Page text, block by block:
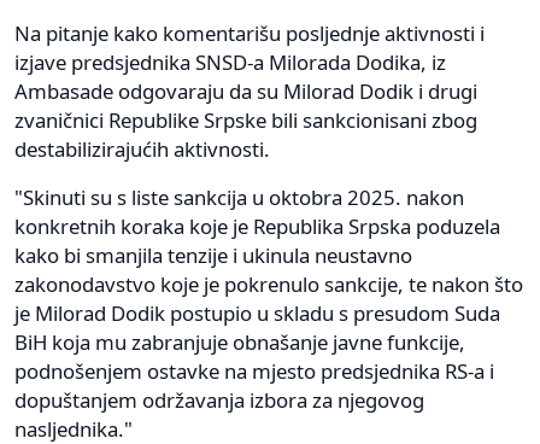
Na pitanje kako komentarišu posljednje aktivnosti i
izjave predsjednika SNSD-a Milorada Dodika, iz
Ambasade odgovaraju da su Milorad Dodik i drugi
zvaničnici Republike Srpske bili sankcionisani zbog
destabilizirajućih aktivnosti.
"Skinuti su s liste sankcija u oktobra 2025. nakon
konkretnih koraka koje je Republika Srpska poduzela
kako bi smanjila tenzije i ukinula neustavno
zakonodavstvo koje je pokrenulo sankcije, te nakon što
je Milorad Dodik postupio u skladu s presudom Suda
BiH koja mu zabranjuje obnašanje javne funkcije,
podnošenjem ostavke na mjesto predsjednika RS-a i
dopuštanjem održavanja izbora za njegovog
nasljednika."